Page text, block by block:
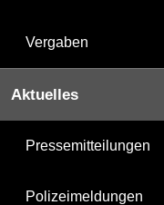
Vergaben
Aktuelles
Pressemitteilungen
Polizeimeldungen